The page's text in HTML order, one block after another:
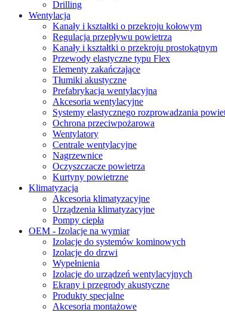
Drilling
Wentylacja
Kanały i kształtki o przekroju kołowym
Regulacja przepływu powietrza
Kanały i kształtki o przekroju prostokątnym
Przewody elastyczne typu Flex
Elementy zakańczające
Tłumiki akustyczne
Prefabrykacja wentylacyjna
Akcesoria wentylacyjne
Systemy elastycznego rozprowadzania
Ochrona przeciwpożarowa
Wentylatory
Centrale wentylacyjne
Nagrzewnice
Oczyszczacze powietrza
Kurtyny powietrzne
Klimatyzacja
Akcesoria klimatyzacyjne
Urządzenia klimatyzacyjne
Pompy ciepła
OEM - Izolacje na wymiar
Izolacje do systemów kominowych
Izolacje do drzwi
Wypełnienia
Izolacje do urządzeń wentylacyjnych
Ekrany i przegrody akustyczne
Produkty specjalne
Akcesoria montażowe